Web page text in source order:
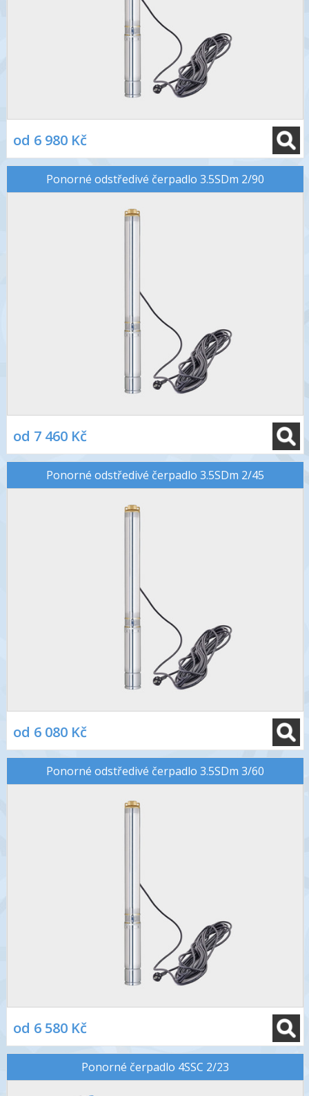
od 6 980 Kč
Ponorné odstředivé čerpadlo 3.5SDm 2/90
od 7 460 Kč
Ponorné odstředivé čerpadlo 3.5SDm 2/45
od 6 080 Kč
Ponorné odstředivé čerpadlo 3.5SDm 3/60
od 6 580 Kč
Ponorné čerpadlo 4SSC 2/23